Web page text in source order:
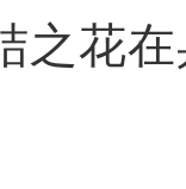
之花